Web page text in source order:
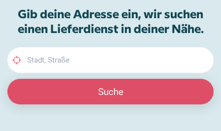
Gib deine Adresse ein, wir suchen
einen Lieferdienst in deiner Nähe.
Suche